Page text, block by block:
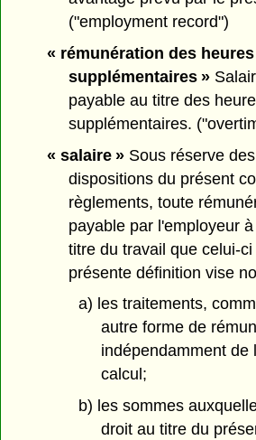
("employment record")
« rémunération des heures
supplémentaires »
payable au titre des
supplémentaires.
« salaire »Sous réserve
dispositions du présent
règlements, toute
payable par l'employeur
titre du travail que celui-
présente définition vise
a) les traitements,
autre forme de
indépendamment de
calcul;
b) les sommes
droit au titre du